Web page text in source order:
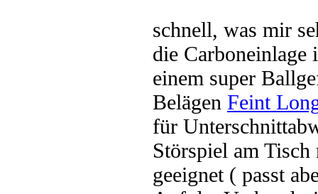
schnell, was mir
die Carboneinlage
einem super
Belägen Feint
für
Störspiel am
geeignet ( passt